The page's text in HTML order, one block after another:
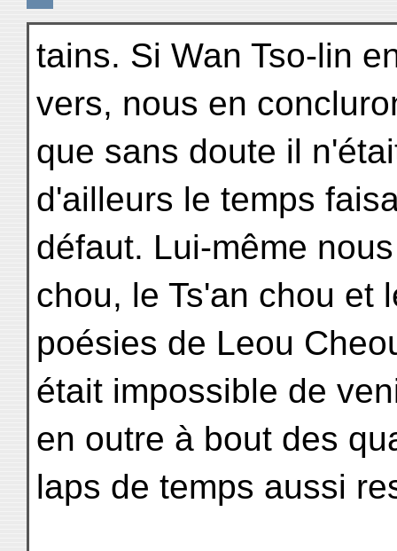
tains. Si Wan Tso-lin
vers, nous en
que sans doute il
d'ailleurs le temps
défaut. Lui-même
chou, le Ts'an chou et
poésies de Leou
était impossible de
en outre à bout des
laps de temps aussi